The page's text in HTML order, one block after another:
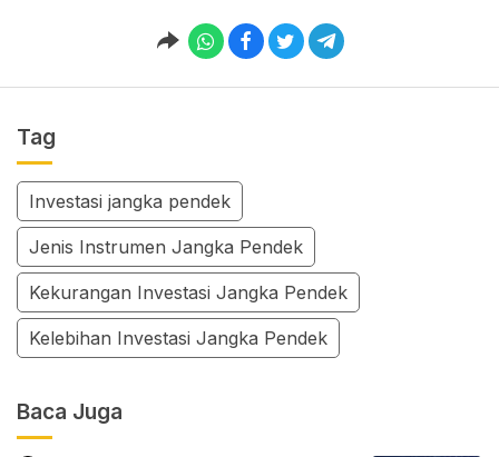
Tag
Investasi jangka pendek
Jenis Instrumen Jangka Pendek
Kekurangan Investasi Jangka Pendek
Kelebihan Investasi Jangka Pendek
Baca Juga